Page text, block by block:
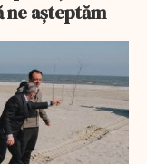
ne așteptăm